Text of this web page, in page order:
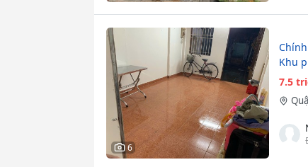
6
Khu
7.5